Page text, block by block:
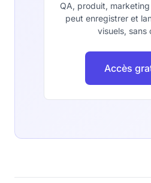
QA, produit,
peut enregistrer et
visuels, sans
Accès